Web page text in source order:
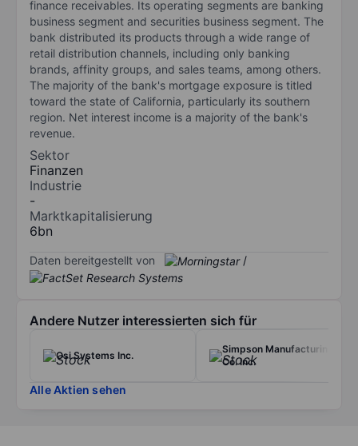
finance receivables. Its operating segments are banking
business segment and securities business segment. The
bank distributed its products through a wide range of
retail distribution channels, including only banking
brands, affinity groups, and sales teams, among others.
The majority of the bank's mortgage exposure is titled
toward the state of California, particularly its southern
region. Net interest income is a majority of the bank's
revenue.
Sektor
Finanzen
Industrie
-
Marktkapitalisierung
6bn
Daten bereitgestellt von /
Andere Nutzer interessierten sich für
Osi Systems Inc.
Simpson Manufacturing
Co. Inc.
Alle Aktien sehen